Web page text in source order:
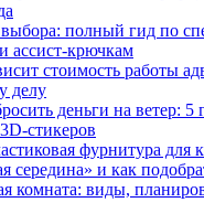
полный гид по
ассист-крючкам
стоимость работы
делу
деньги на ветер:
стикеров
фурнитура для
середина» и как
комната: виды,